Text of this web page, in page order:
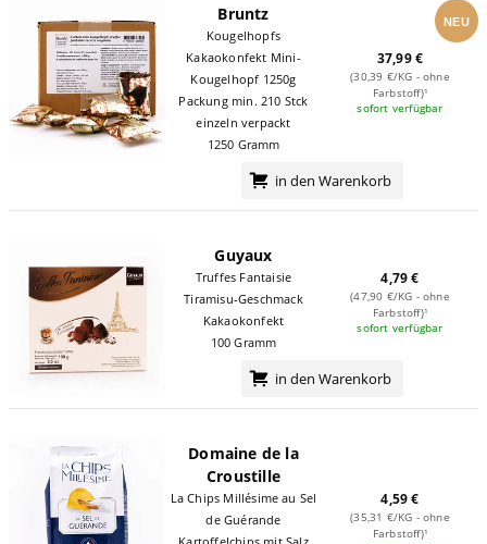
NEU
Bruntz
Kougelhopfs
Kakaokonfekt Mini-
Kougelhopf 1250g
Packung min. 210 Stck
einzeln verpackt
1250 Gramm
37,99 €
(30,39 €/KG - ohne
Farbstoff)¹
sofort verfügbar
in den Warenkorb
Guyaux
Truffes Fantaisie
Tiramisu-Geschmack
Kakaokonfekt
100 Gramm
4,79 €
(47,90 €/KG - ohne
Farbstoff)¹
sofort verfügbar
in den Warenkorb
Domaine de la
Croustille
La Chips Millésime au Sel
de Guérande
4,59 €
(35,31 €/KG - ohne
Farbstoff)¹